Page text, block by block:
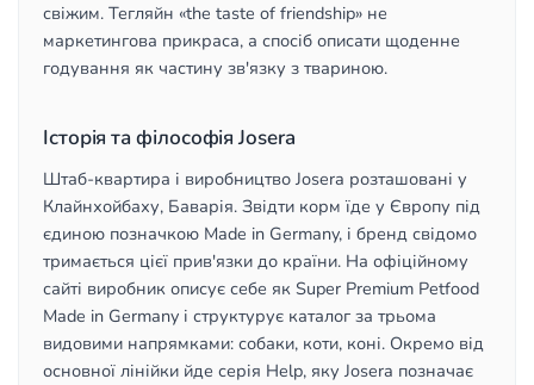
свіжим. Тегляйн «the taste of friendship» не
маркетингова прикраса, а спосіб описати щоденне
годування як частину зв'язку з твариною.
Історія та філософія Josera
Штаб-квартира і виробництво Josera розташовані у
Клайнхойбаху, Баварія. Звідти корм їде у Європу під
єдиною позначкою Made in Germany, і бренд свідомо
тримається цієї прив'язки до країни. На офіційному
сайті виробник описує себе як Super Premium Petfood
Made in Germany і структурує каталог за трьома
видовими напрямками: собаки, коти, коні. Окремо від
основної лінійки йде серія Help, яку Josera позначає